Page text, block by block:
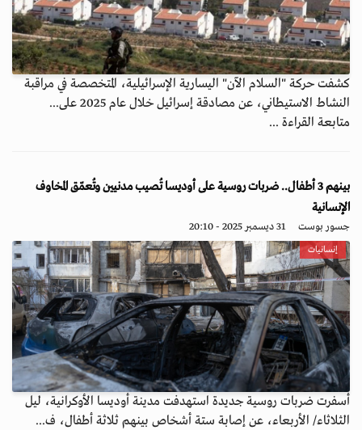
كشفت حركة "السلام الآن" اليسارية الإسرائيلية، المتخصصة في مراقبة
النشاط الاستيطاني، عن مصادقة إسرائيل خلال عام 2025 على...
متابعة القراءة ...
بينهم 3 أطفال.. ضربات روسية على أوديسا تُصيب مدنيين وتُعمّق المخاوف
الإنسانية
جسور بوست 31 ديسمبر 2025 - 20:10
إنسانيات
أسفرت ضربات روسية جديدة استهدفت مدينة أوديسا الأوكرانية، ليل
الثلاثاء/ الأربعاء، عن إصابة ستة أشخاص بينهم ثلاثة أطفال، ف...